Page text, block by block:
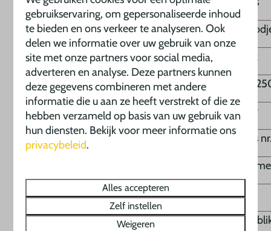
Halve broden wit of bruin Zachte
Rol beschuit Ontbijtkoek
Koffiepads (ook decafeïne) Filterkoffie
Theezakjes Kristalsuiker
Suikerklontjes Koffiezakjes
1 liter
Hazelnotenpasta Pindakaas
Viervruchtenjam
gebruikservaring, om gepersonaliseerde inhoud
te bieden en ons verkeer te analyseren. Ook
delen we informatie over uw gebruik van onze
site met onze partners voor social media,
adverteren en analyse. Deze partners kunnen
deze gegevens combineren met andere
informatie die u aan ze heeft verstrekt of die ze
hebben verzameld op basis van uw gebruik van
hun diensten. Bekijk voor meer informatie ons
privacybeleid.
Alles accepteren
Zelf instellen
Weigeren